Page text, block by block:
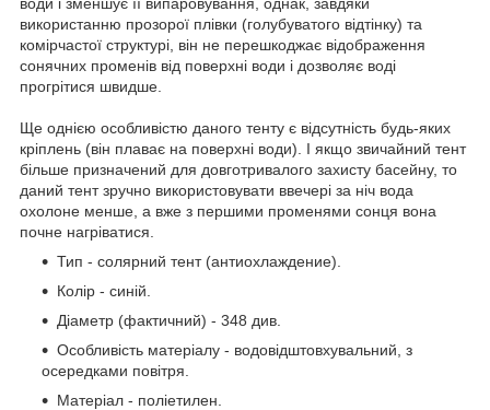
використанню прозорої плівки (голубуватого відтінку) та
комірчастої структурі, він не перешкоджає відображення
сонячних променів від поверхні води і дозволяє воді
прогрітися швидше.
Ще однією особливістю даного тенту є відсутність будь-яких
кріплень (він плаває на поверхні води). І якщо звичайний тент
більше призначений для довготривалого захисту басейну, то
даний тент зручно використовувати ввечері за ніч вода
охолоне менше, а вже з першими променями сонця вона
почне нагріватися.
Тип - солярний тент (антиохлаждение).
Колір - синій.
Діаметр (фактичний) - 348 див.
Особливість матеріалу - водовідштовхувальний, з
осередками повітря.
Матеріал - поліетилен.